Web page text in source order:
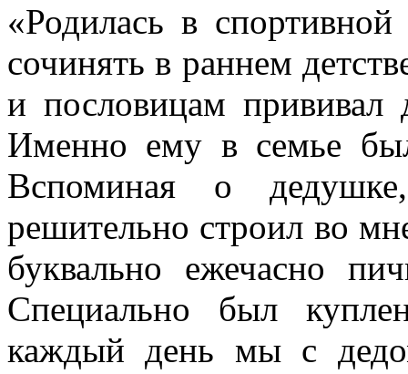
«Родилась в
сочинять в раннем
и пословицам
Именно ему в семье
Вспоминая о
решительно строил во
буквально ежечасно
Специально был
каждый день мы с